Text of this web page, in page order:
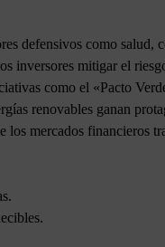
defensivos como salud,
inversores mitigar el
como el «Pacto
renovables ganan
los mercados financieros